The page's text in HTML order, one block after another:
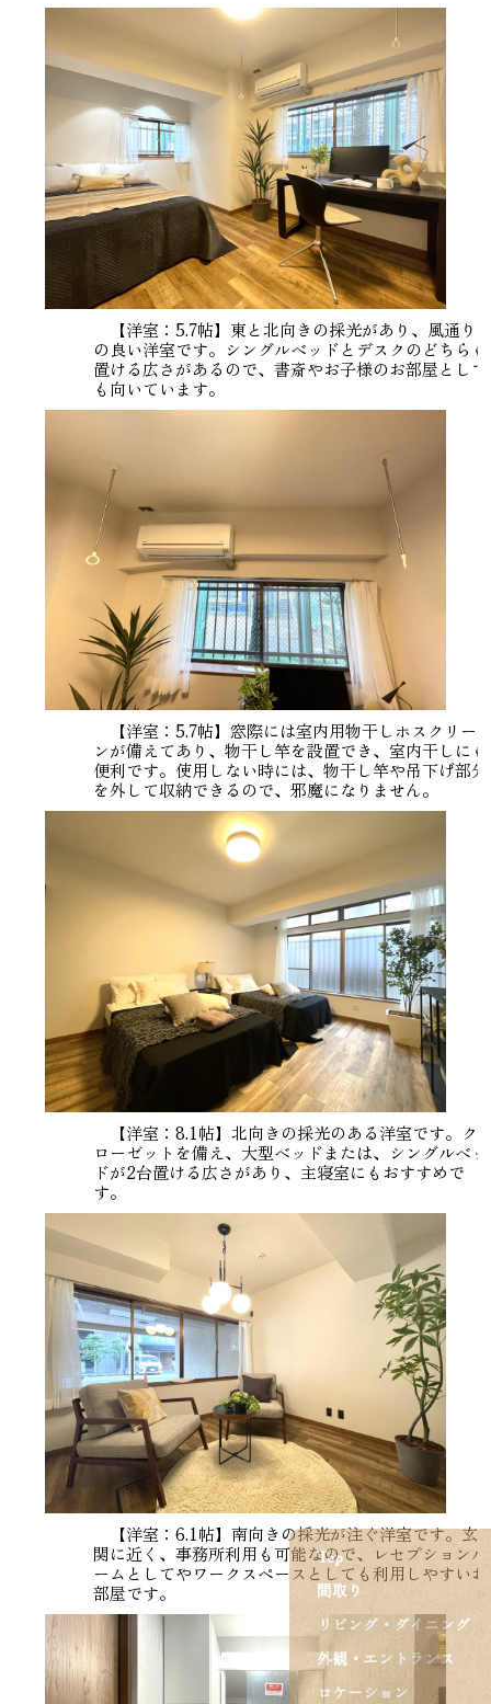
Top
間取り
リビング・ダイニング
外観・エントランス
ロケーション
【洋室：5.7帖】東と北向きの採光があり、風通り
の良い洋室です。シングルベッドとデスクのどちらも
置ける広さがあるので、書斎やお子様のお部屋として
も向いています。
【洋室：5.7帖】窓際には室内用物干しホスクリー
ンが備えてあり、物干し竿を設置でき、室内干しにも
便利です。使用しない時には、物干し竿や吊下げ部分
を外して収納できるので、邪魔になりません。
【洋室：8.1帖】北向きの採光のある洋室です。ク
ローゼットを備え、大型ベッドまたは、シングルベッ
ドが2台置ける広さがあり、主寝室にもおすすめで
す。
【洋室：6.1帖】南向きの採光が注ぐ洋室です。玄
関に近く、事務所利用も可能なので、レセプションル
ームとしてやワークスペースとしても利用しやすいお
部屋です。